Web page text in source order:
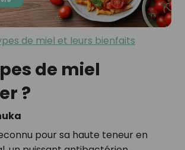
de miel et leurs bienfaits
de miel
?
pour sa haute teneur en